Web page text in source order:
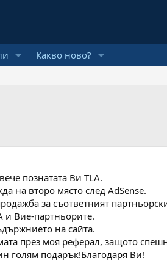
Какво ново?
познатата Ви TLA.
на второ място след AdSense.
за съответният
и Вие-партньорите.
на сайта.
през моя реферал, защото
голям подарък!Благодаря Ви!